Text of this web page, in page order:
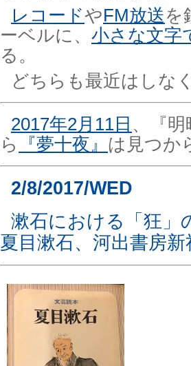
レコードやFM放送を
ーベルに、 小さな文字
る。
どちらも最近はしな
2017年2月11日 、『
ら
『夢十夜』 は見つか
2/8/2017/WED
漱石における「狂」
夏目漱石、河出書房